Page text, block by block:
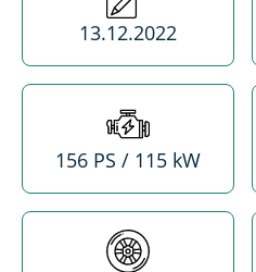
13.12.2022
Leistung
156 PS / 115 kW
Antrieb